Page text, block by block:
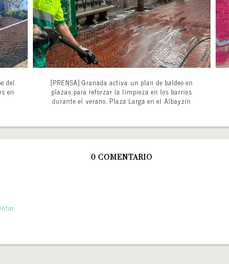
del
en
[PRENSA] Granada activa un plan de baldeo en
plazas para reforzar la limpieza en los barrios
durante el verano, Plaza Larga en el Albayzín
0 COMENTARIO